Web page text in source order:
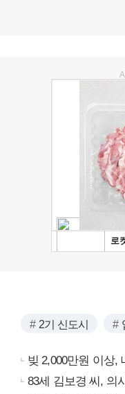
2기 신도시
빚 2,000만원 이상,
83세 김보경 씨, 의